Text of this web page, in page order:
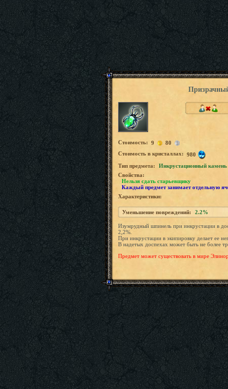
Стоимость: 9
80
Стоимость в кристаллах: 980
Tип предмета:
Инкрустационный камень
Свойства:
Нельзя сдать старьевщику
Каждый предмет занимает отдельную
Характеристики:
Уменьшение повреждений: 2.2%
Изумрудный шпинель при инкрустации в
2,2%.
При инкрустации в экипировку делает ее
В надетых доспехах может быть не более
Предмет может существовать в мире